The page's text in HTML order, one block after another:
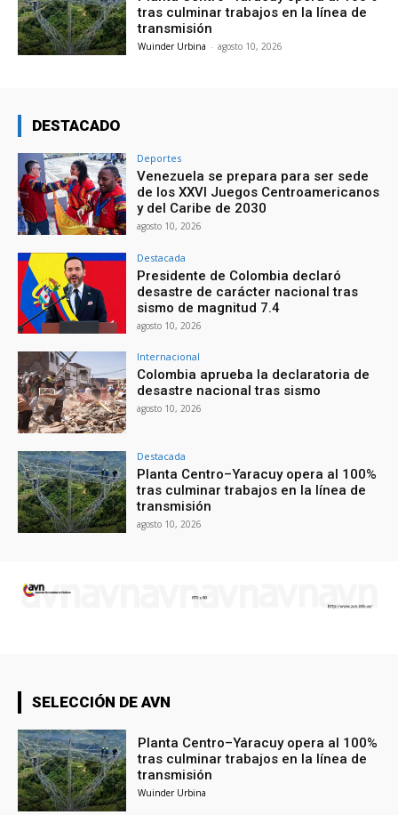
tras culminar trabajos en la línea de
transmisión
Wuinder Urbina - agosto 10, 2026
DESTACADO
Deportes
Venezuela se prepara para ser sede
de los XXVI Juegos Centroamericanos
y del Caribe de 2030
agosto 10, 2026
Destacada
Presidente de Colombia declaró
desastre de carácter nacional tras
sismo de magnitud 7.4
agosto 10, 2026
Internacional
Colombia aprueba la declaratoria de
desastre nacional tras sismo
agosto 10, 2026
Destacada
Planta Centro–Yaracuy opera al 100%
tras culminar trabajos en la línea de
transmisión
agosto 10, 2026
SELECCIÓN DE AVN
Planta Centro–Yaracuy opera al 100%
tras culminar trabajos en la línea de
transmisión
Wuinder Urbina